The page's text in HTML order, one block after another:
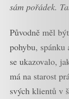
sám pořádek.
Původně měl
pohybu,
se ukazovalo,
má na starost
svých klientů v